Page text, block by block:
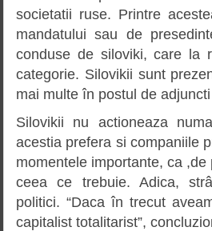
societatii ruse. Printre
mandatului sau de
conduse de siloviki, care la
categorie. Silovikii sunt
mai multe în postul de
Silovikii nu actioneaza
acestia prefera si companiile
momentele importante, ca
ceea ce trebuie. Adica,
politici. “Daca în trecut
capitalist totalitarist”,